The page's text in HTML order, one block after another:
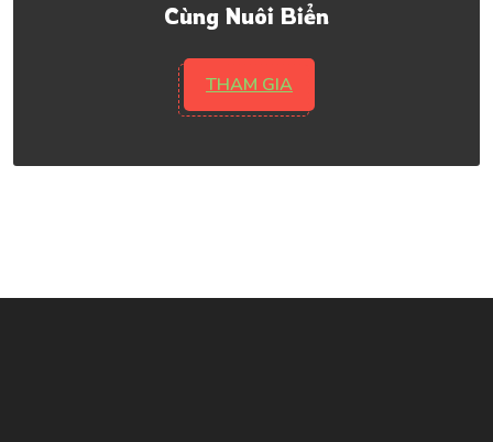
Cùng Nuôi Biển
THAM GIA